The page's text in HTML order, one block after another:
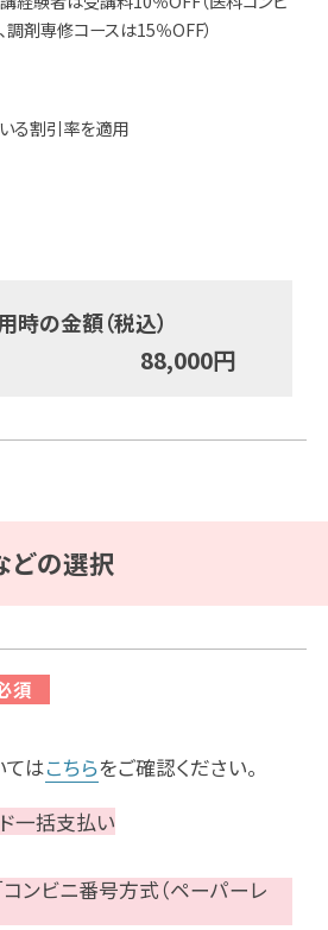
調剤専修コースは15％OFF）
る割引率を適用
の金額（税込）
88,000円
どの選択
てはこちらをご確認ください。
一括支払い
ンビニ番号方式（ペーパーレ